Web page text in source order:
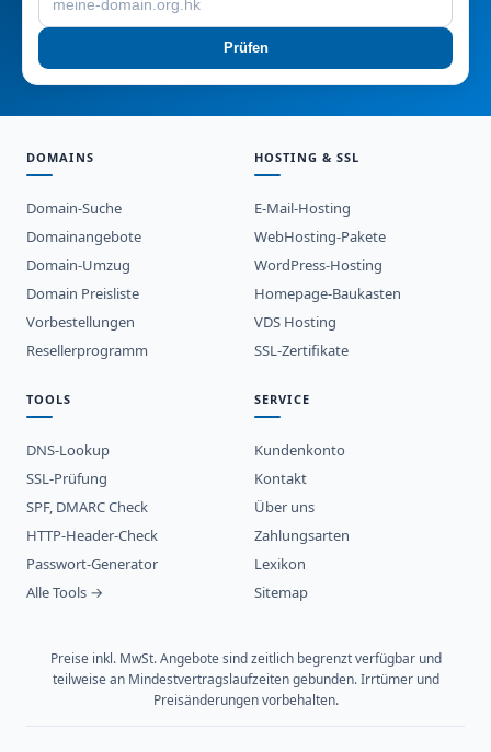
Prüfen
DOMAINS
Domain-Suche
Domainangebote
Domain-Umzug
Domain Preisliste
Vorbestellungen
Resellerprogramm
HOSTING & SSL
E-Mail-Hosting
WebHosting-Pakete
WordPress-Hosting
Homepage-Baukasten
VDS Hosting
SSL-Zertifikate
TOOLS
DNS-Lookup
SSL-Prüfung
SPF, DMARC Check
HTTP-Header-Check
Passwort-Generator
Alle Tools →
SERVICE
Kundenkonto
Kontakt
Über uns
Zahlungsarten
Lexikon
Sitemap
Preise inkl. MwSt. Angebote sind zeitlich begrenzt verfügbar und
teilweise an Mindestvertragslaufzeiten gebunden. Irrtümer und
Preisänderungen vorbehalten.